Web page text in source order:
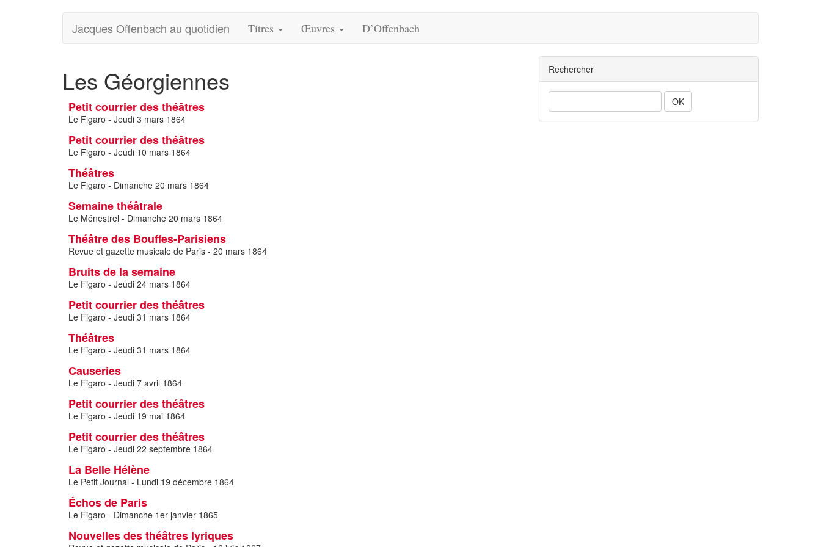
Jacques Offenbach au quotidien Titres Œuvres D’Offenbach
Les Géorgiennes
Petit courrier des théâtres
Le Figaro - Jeudi 3 mars 1864
Petit courrier des théâtres
Le Figaro - Jeudi 10 mars 1864
Théâtres
Le Figaro - Dimanche 20 mars 1864
Semaine théâtrale
Le Ménestrel - Dimanche 20 mars 1864
Théâtre des Bouffes-Parisiens
Revue et gazette musicale de Paris - 20 mars 1864
Bruits de la semaine
Le Figaro - Jeudi 24 mars 1864
Petit courrier des théâtres
Le Figaro - Jeudi 31 mars 1864
Théâtres
Le Figaro - Jeudi 31 mars 1864
Causeries
Le Figaro - Jeudi 7 avril 1864
Petit courrier des théâtres
Le Figaro - Jeudi 19 mai 1864
Petit courrier des théâtres
Le Figaro - Jeudi 22 septembre 1864
La Belle Hélène
Le Petit Journal - Lundi 19 décembre 1864
Échos de Paris
Le Figaro - Dimanche 1er janvier 1865
Nouvelles des théâtres lyriques
Rechercher